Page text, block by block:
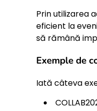
Prin utilizarea
eficient la
să rămână
Exemple de
Iată câteva